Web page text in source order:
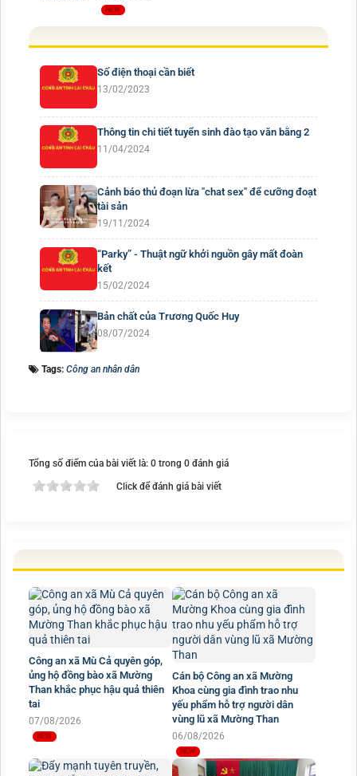
Số điện thoại cần biết
13/02/2023
Thông tin chi tiết tuyển sinh đào tạo văn bằng 2
11/04/2024
Cảnh báo thủ đoạn lừa "chat sex" để cưỡng đoạt
tài sản
19/11/2024
“Parky” - Thuật ngữ khởi nguồn gây mất đoàn
kết
15/02/2024
Bản chất của Trương Quốc Huy
08/07/2024
Tags: Công an nhân dân
Tổng số điểm của bài viết là: 0 trong 0 đánh giá
Click để đánh giá bài viết
Công an xã Mù Cả quyên góp,
ủng hộ đồng bào xã Mường
Than khắc phục hậu quả thiên
tai
07/08/2026
Cán bộ Công an xã Mường
Khoa cùng gia đình trao nhu
yếu phẩm hỗ trợ người dân
vùng lũ xã Mường Than
06/08/2026